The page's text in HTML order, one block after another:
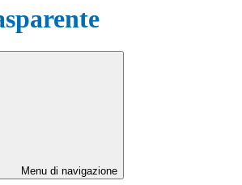
Menu di navigazione